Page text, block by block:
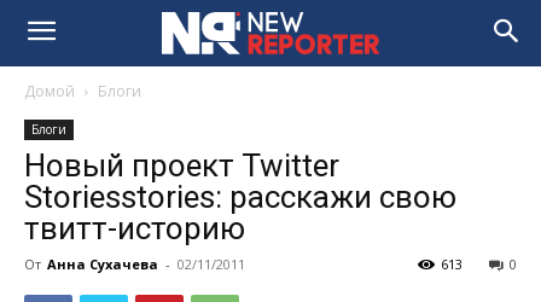
Домой Блоги
Блоги
Новый проект Twitter
Storiesstories: расскажи свою
твитт-историю
От Анна Сухачева - 02/11/2011 0
613